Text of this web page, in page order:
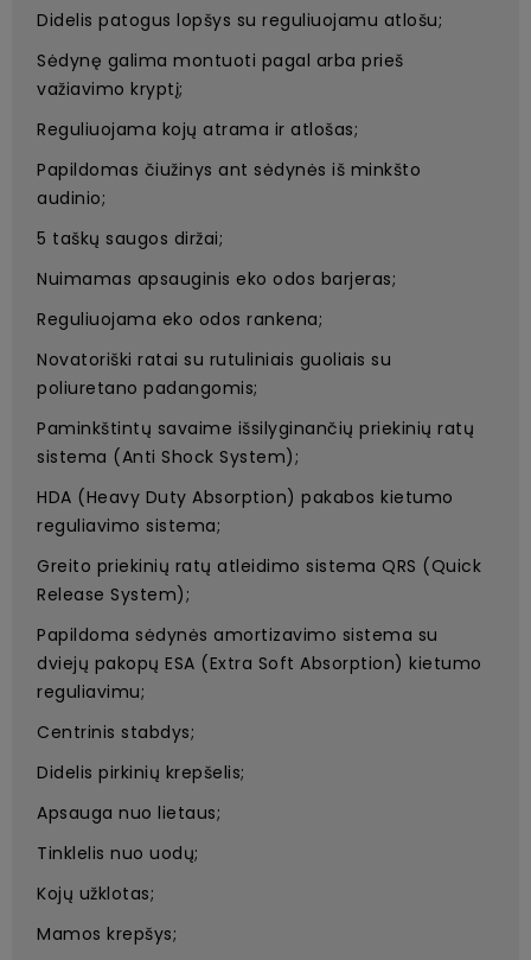
Didelis patogus lopšys su reguliuojamu atlošu;
Sėdynę galima montuoti pagal arba prieš
važiavimo kryptį;
Reguliuojama kojų atrama ir atlošas;
Papildomas čiužinys ant sėdynės iš minkšto
audinio;
5 taškų saugos diržai;
Nuimamas apsauginis eko odos barjeras;
Reguliuojama eko odos rankena;
Novatoriški ratai su rutuliniais guoliais su
poliuretano padangomis;
Paminkštintų savaime išsilyginančių priekinių ratų
sistema (Anti Shock System);
HDA (Heavy Duty Absorption) pakabos kietumo
reguliavimo sistema;
Greito priekinių ratų atleidimo sistema QRS (Quick
Release System);
Papildoma sėdynės amortizavimo sistema su
dviejų pakopų ESA (Extra Soft Absorption) kietumo
reguliavimu;
Centrinis stabdys;
Didelis pirkinių krepšelis;
Apsauga nuo lietaus;
Tinklelis nuo uodų;
Kojų užklotas;
Mamos krepšys;